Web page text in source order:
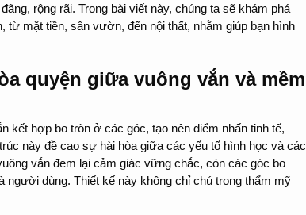
rộng rãi. Trong bài viết này, chúng ta sẽ khám phá
từ mặt tiền, sân vườn, đến nội thất, nhằm giúp bạn hình
quyện giữa vuông vắn và mềm
kết hợp bo tròn ở các góc, tạo nên điểm nhấn tinh tế,
này đề cao sự hài hòa giữa các yếu tố hình học và các
vắn đem lại cảm giác vững chắc, còn các góc bo
người dùng. Thiết kế này không chỉ chú trọng thẩm mỹ